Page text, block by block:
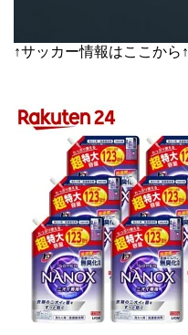
↑サッカー情報はここから↑